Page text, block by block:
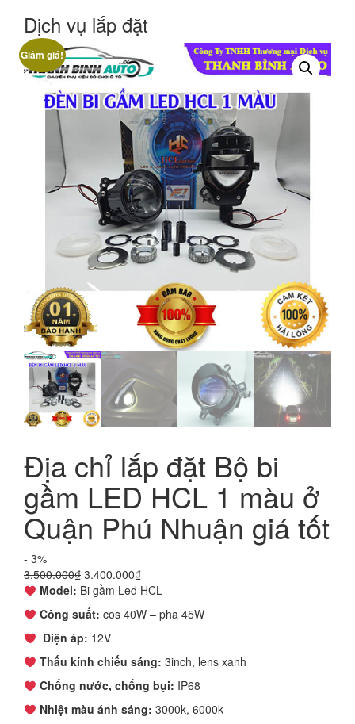
Dịch vụ lắp đặt
Giảm giá!
Địa chỉ lắp đặt Bộ bi
gầm LED HCL 1 màu ở
Quận Phú Nhuận giá tốt
- 3%
3.500.000₫ Giá
gốc
là:
3.500.000₫.
3.400.000₫Giá
hiện
là:
Model: Bi gầm Led HCL
Công suất: cos 40W – pha 45W
Điện áp: 12V
Thấu kính chiếu sáng: 3inch, lens xanh
Chống nước, chống bụi: IP68
Nhiệt màu ánh sáng: 3000k, 6000k